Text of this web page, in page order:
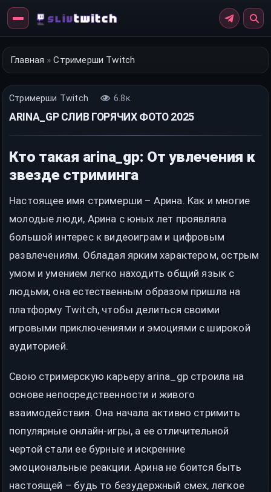
Перейти
контенту
Главная » Стримерши Twitch
Стримерши Twitch 6.8к.
ARINA_GP СЛИВ ГОРЯЧИХ ФОТО 2025
Кто такая arina_gp: От увлечения к
звезде стриминга
Настоящее имя стримерши – Арина. Как и многие
молодые люди, Арина с юных лет проявляла
большой интерес к видеоиграм и цифровым
развлечениям. Обладая ярким характером, острым
умом и умением легко находить общий язык с
людьми, она естественным образом пришла на
платформу Twitch, чтобы делиться своими
игровыми приключениями и эмоциями с широкой
аудиторией.
Свою стримерскую карьеру arina_gp строила на
основе непосредственности и живого
взаимодействия. Она начала активно стримить
популярные онлайн-игры, а ее отличительной
чертой стали ее бурные и искренние
эмоциональные реакции. Арина не боится быть
настоящей – будь то безудержный смех, легкое